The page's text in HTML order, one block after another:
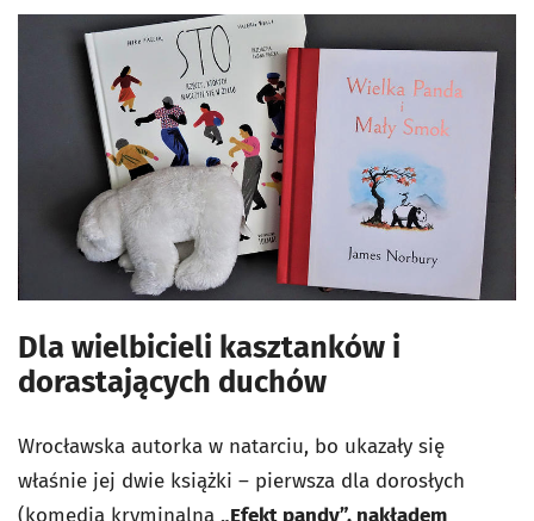
Dla wielbicieli kasztanków i
dorastających duchów
Wrocławska autorka w natarciu, bo ukazały się
właśnie jej dwie książki – pierwsza dla dorosłych